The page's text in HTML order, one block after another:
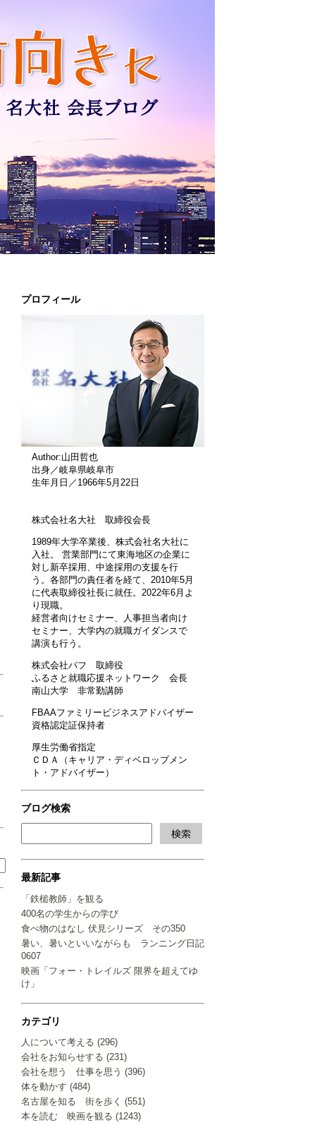
プロフィール
Author:山田哲也
出身／岐阜県岐阜市
生年月日／1966年5月22日
株式会社名大社 取締役会長
1989年大学卒業後、株式会社名大社に
入社。 営業部門にて東海地区の企業に
対し新卒採用、中途採用の支援を行
う。各部門の責任者を経て、2010年5月
に代表取締役社長に就任。2022年6月よ
り現職。
経営者向けセミナー、人事担当者向け
セミナー、大学内の就職ガイダンスで
講演も行う。
株式会社パフ 取締役
ふるさと就職応援ネットワーク 会長
南山大学 非常勤講師
FBAAファミリービジネスアドバイザー
資格認定証保持者
厚生労働省指定
ＣＤＡ（キャリア・ディベロップメン
ト・アドバイザー）
ブログ検索
最新記事
「鉄槌教師」を観る
400名の学生からの学び
食べ物のはなし 伏見シリーズ その350
暑い、暑いといいながらも ランニング日記
0607
映画「フォー・トレイルズ 限界を超えてゆ
け」
カテゴリ
人について考える (296)
会社をお知らせする (231)
会社を想う 仕事を思う (396)
体を動かす (484)
名古屋を知る 街を歩く (551)
本を読む 映画を観る (1243)